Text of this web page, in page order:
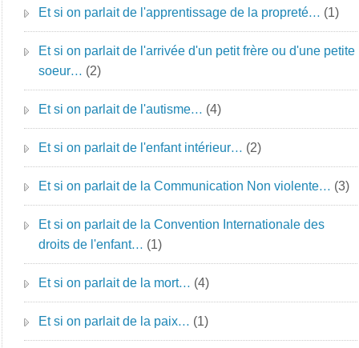
Et si on parlait de l'apprentissage de la propreté… (1)
Et si on parlait de l'arrivée d'un petit frère ou d'une petite
soeur… (2)
Et si on parlait de l'autisme… (4)
Et si on parlait de l'enfant intérieur… (2)
Et si on parlait de la Communication Non violente… (3)
Et si on parlait de la Convention Internationale des
droits de l'enfant… (1)
Et si on parlait de la mort… (4)
Et si on parlait de la paix… (1)